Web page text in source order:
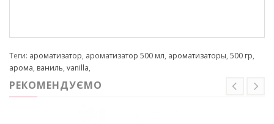
Теги: ароматизатор, ароматизатор 500 мл, ароматизаторы, 500 гр,
арома, ваниль, vanilla,
РЕКОМЕНДУЄМО